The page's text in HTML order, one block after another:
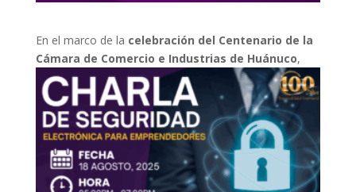
En el marco de la celebración del Centenario de la
Cámara de Comercio e Industrias de Huánuco,